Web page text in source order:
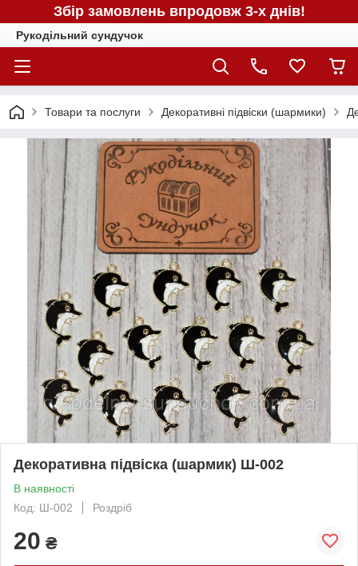
Збір замовлень впродовж 3-х днів!
Рукодільний сундучок
Товари та послуги Декоративні підвіски (шармики)
Декоративна підвіска (шармик) Ш-002
В наявності
Код: Ш-002
Роздріб
20 ₴